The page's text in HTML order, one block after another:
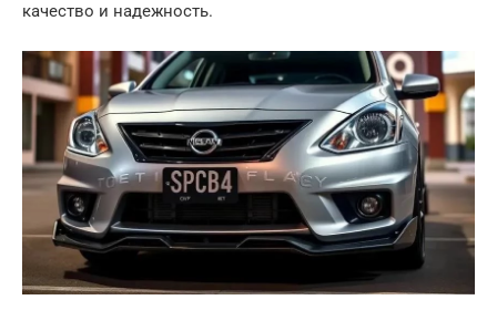
качество и надежность.